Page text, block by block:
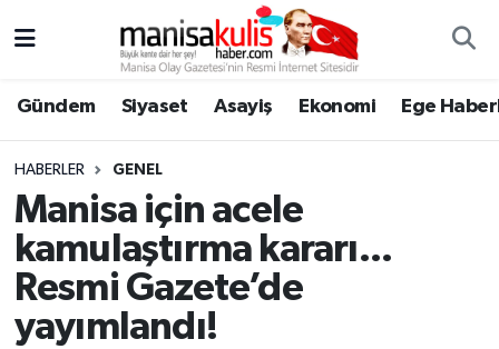
Gündem Siyaset Asayiş Ekonomi Ege
HABERLER GENEL
Manisa için acele
kamulaştırma kararı...
Resmi Gazete’de
yayımlandı!
Ege Haberleri
Ekonomi
Genel
Gündem
Yunusemre Hava Durumu
Yunusemre Trafik Yoğunluk Haritası
Süper Lig Puan Durumu ve Fikstür
Tüm Manşetler